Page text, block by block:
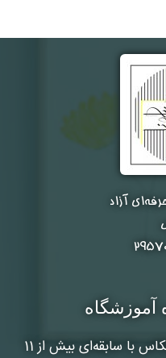
آزاد
آموزشگاه
با سابقه‌ای بیش از 11